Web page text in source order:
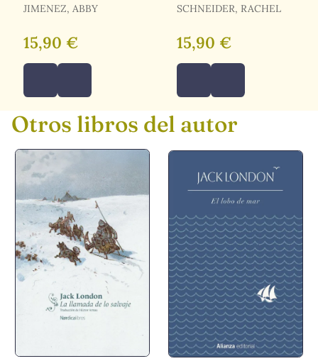
JIMENEZ, ABBY
15,90 €
SCHNEIDER, RACHEL
15,90 €
Otros libros del autor